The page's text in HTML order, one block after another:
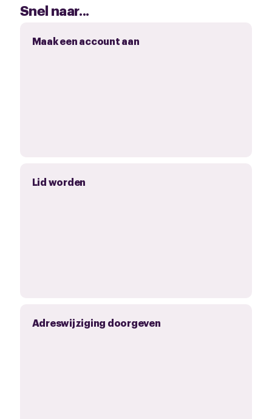
Snel naar...
Maak een account aan
Lid worden
Adreswijziging doorgeven